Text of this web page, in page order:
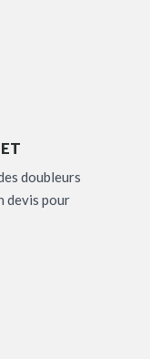
doubleurs
devis pour